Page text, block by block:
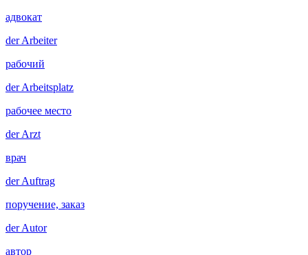
адвокат
derArbeiter
рабочий
derArbeitsplatz
рабочее место
derArzt
врач
derAuftrag
поручение, заказ
derAutor
автор